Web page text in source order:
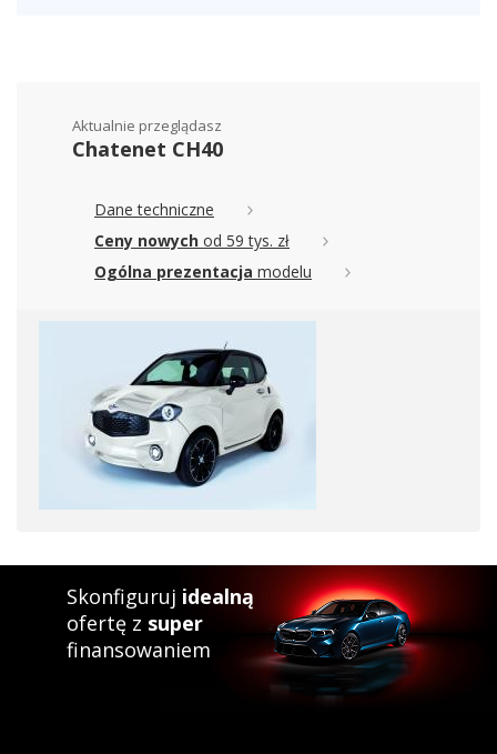
Aktualnie przeglądasz
Chatenet CH40
Dane techniczne
Ceny nowych od 59 tys. zł
Ogólna prezentacja modelu
Skonfiguruj idealną
ofertę z super
finansowaniem